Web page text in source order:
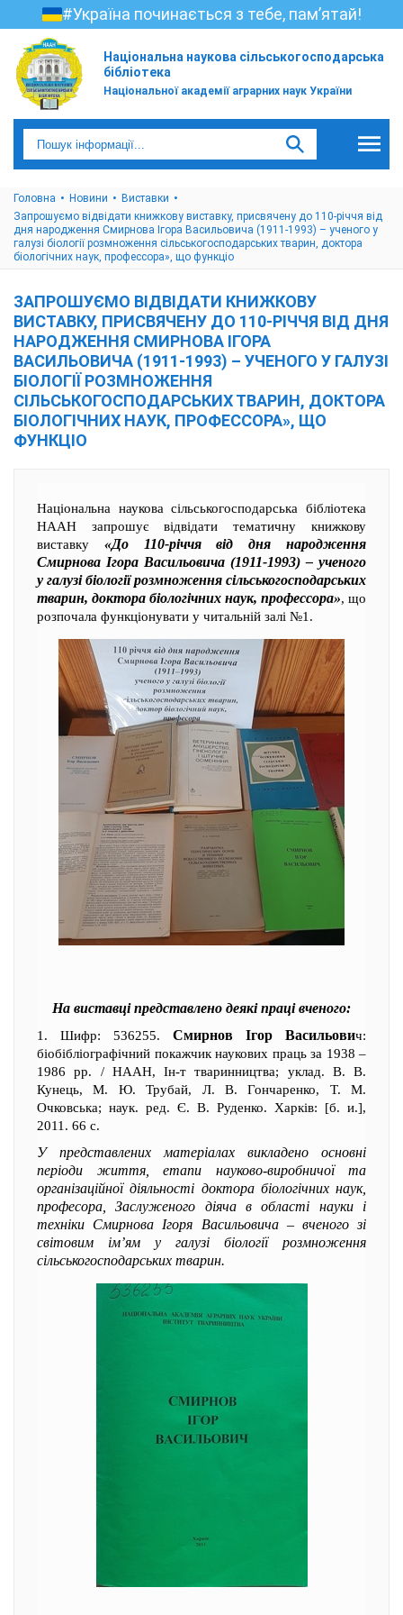
#Україна починається з тебе, пам’ятай!
Національна наукова сільськогосподарська
бібліотека
Національної академії аграрних наук України
Головна Новини
Виставки
Запрошуємо відвідати книжкову виставку, присвячену до 110-річчя від
дня народження Смирнова Ігора Васильовича (1911-1993) – ученого у
галузі біології розмноження сільськогосподарських тварин, доктора
біологічних наук, профессора», що функціо
ЗАПРОШУЄМО ВІДВІДАТИ КНИЖКОВУ
ВИСТАВКУ, ПРИСВЯЧЕНУ ДО 110-РІЧЧЯ ВІД ДНЯ
НАРОДЖЕННЯ СМИРНОВА ІГОРА
ВАСИЛЬОВИЧА (1911-1993) – УЧЕНОГО У ГАЛУЗІ
БІОЛОГІЇ РОЗМНОЖЕННЯ
СІЛЬСЬКОГОСПОДАРСЬКИХ ТВАРИН, ДОКТОРА
БІОЛОГІЧНИХ НАУК, ПРОФЕССОРА», ЩО
ФУНКЦІО
Національна наукова сільськогосподарська бібліотека
НААН запрошує відвідати тематичну книжкову
виставку «До 110-річчя від дня народження
Смирнова Ігора Васильовича (1911-1993) – ученого
у галузі біології розмноження сільськогосподарських
тварин, доктора біологічних наук, профессора», що
розпочала функціонувати у читальній залі №1.
На виставці представлено деякі праці вченого:
1. Шифр: 536255. Смирнов Ігор Васильович:
біобібліографічний покажчик наукових праць за 1938 –
1986 рр. / НААН, Ін-т тваринництва; уклад. В. В.
Кунець, М. Ю. Трубай, Л. В. Гончаренко, Т. М.
Очковська; наук. ред. Є. В. Руденко. Харків: [б. и.],
2011. 66 с.
У представлених матеріалах викладено основні
періоди життя, етапи науково-виробничої та
організаційної діяльності доктора біологічних наук,
професора, Заслуженого діяча в області науки і
техніки Смирнова Ігоря Васильовича – вченого зі
світовим ім’ям у галузі біології розмноження
сільськогосподарських тварин.